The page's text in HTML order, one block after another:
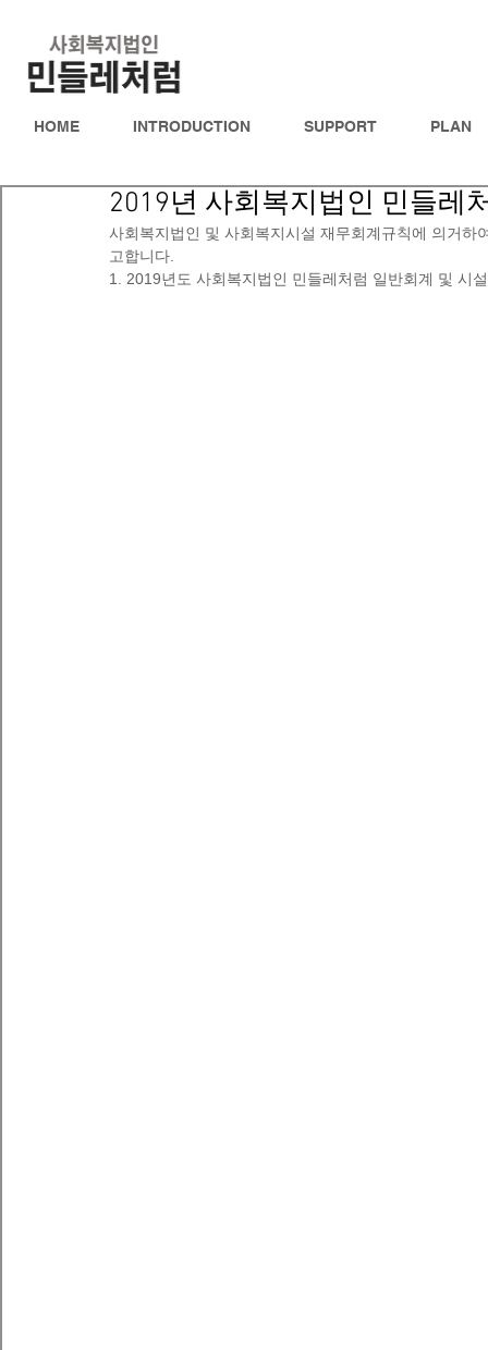
HOME INTRODUCTION SUPPORT PLAN
2019년 사회복지법인 민들레
사회복지법인 및 사회복지시설 재무회계규칙에 의거
고합니다.
1. 2019년도 사회복지법인 민들레처럼 일반회계 및 시